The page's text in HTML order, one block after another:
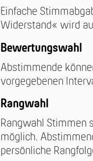
Einfache
Widerstand« wird
Bewertungswahl
Abstimmende
vorgegebenen
Rangwahl
Rangwahl Stimmen
möglich.
persönliche